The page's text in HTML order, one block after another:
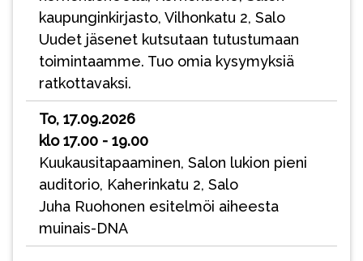
kaupunginkirjasto, Vilhonkatu 2, Salo
Uudet jäsenet kutsutaan tutustumaan
toimintaamme. Tuo omia kysymyksiä
ratkottavaksi.
To, 17.09.2026
klo 17.00 - 19.00
Kuukausitapaaminen, Salon lukion pieni
auditorio, Kaherinkatu 2, Salo
Juha Ruohonen esitelmöi aiheesta
muinais-DNA